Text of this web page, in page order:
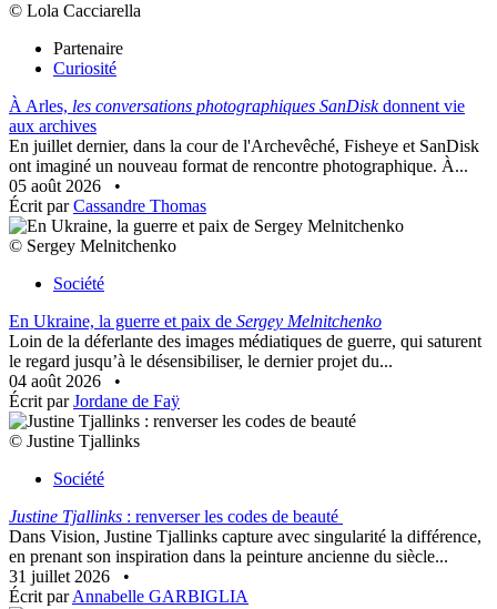
© Lola Cacciarella
Partenaire
Curiosité
À Arles, les conversations photographiques SanDiskdonnent vie
aux archives
En juillet dernier, dans la cour de l'Archevêché, Fisheye et SanDisk
ont imaginé un nouveau format de rencontre photographique. À...
05 août 2026
•
Écrit parCassandre Thomas
© Sergey Melnitchenko
Société
En Ukraine, la guerre et paix de Sergey Melnitchenko
Loin de la déferlante des images médiatiques de guerre, qui saturent
le regard jusqu’à le désensibiliser, le dernier projet du...
04 août 2026
•
Écrit parJordane de Faÿ
© Justine Tjallinks
Société
Justine Tjallinks : renverser les codes de beauté
Dans Vision, Justine Tjallinks capture avec singularité la différence,
en prenant son inspiration dans la peinture ancienne du siècle...
31 juillet 2026
•
Écrit parAnnabelle GARBIGLIA